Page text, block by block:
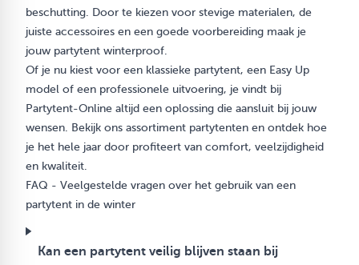
beschutting. Door te kiezen voor stevige materialen, de
juiste accessoires en een goede voorbereiding maak je
jouw partytent winterproof.
Of je nu kiest voor een klassieke partytent, een Easy Up
model of een professionele uitvoering, je vindt bij
Partytent-Online altijd een oplossing die aansluit bij jouw
wensen. Bekijk ons assortiment partytenten en ontdek hoe
je het hele jaar door profiteert van comfort, veelzijdigheid
en kwaliteit.
FAQ - Veelgestelde vragen over het gebruik van een
partytent in de winter
Kan een partytent veilig blijven staan bij